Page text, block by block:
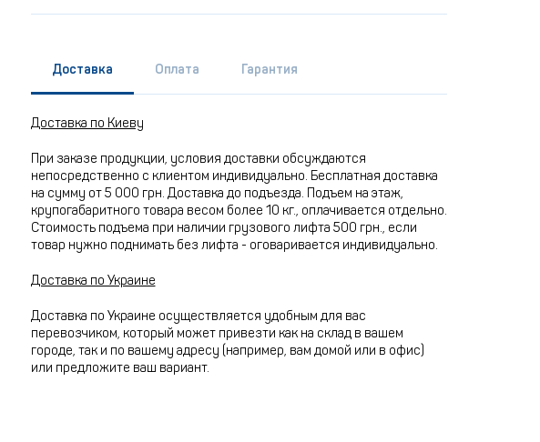
Доставка Оплата Гарантия
Доставка по Киеву
При заказе продукции, условия доставки обсуждаются
непосредственно с клиентом индивидуально. Бесплатная доставка
на сумму от 5 000 грн. Доставка до подъезда. Подъем на этаж,
крупогабаритного товара весом более 10 кг., оплачивается отдельно.
Стоимость подъема при наличии грузового лифта 500 грн., если
товар нужно поднимать без лифта - оговаривается индивидуально.
Доставка по Украине
Доставка по Украине осуществляется удобным для вас
перевозчиком, который может привезти как на склад в вашем
городе, так и по вашему адресу (например, вам домой или в офис)
или предложите ваш вариант.